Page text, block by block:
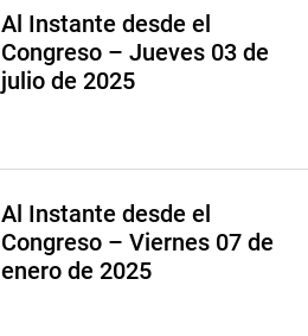
Al Instante desde el
Congreso – Jueves 03 de
julio de 2025
Al Instante desde el
Congreso – Viernes 07 de
enero de 2025